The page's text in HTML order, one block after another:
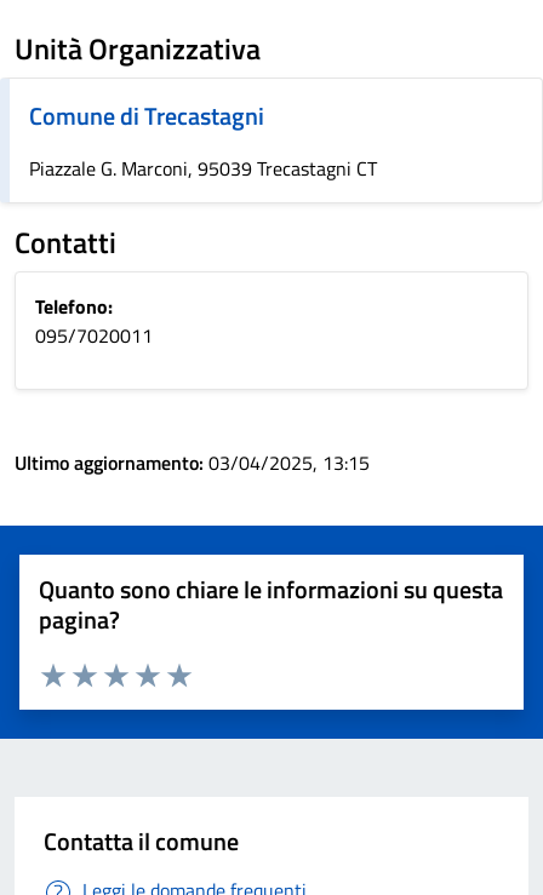
Unità Organizzativa
Comune di Trecastagni
Piazzale G. Marconi, 95039 Trecastagni CT
Contatti
Telefono:
095/7020011
Ultimo aggiornamento: 03/04/2025, 13:15
Quanto sono chiare le informazioni su questa
pagina?
Valuta 5 stelle su 5
Valuta 4 stelle su 5
Valuta 3 stelle su 5
Valuta 2 stelle su 5
Valuta 1 stelle su 5
Contatta il comune